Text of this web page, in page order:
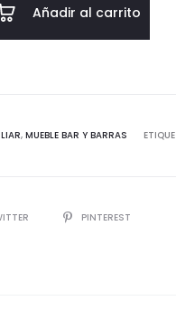
Añadir al carrito
, MUEBLE BAR Y BARRAS
PINTEREST